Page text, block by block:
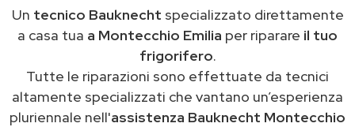
Un tecnico Bauknecht specializzato direttamente
a casa tua a Montecchio Emilia per riparare il tuo
frigorifero.
Tutte le riparazioni sono effettuate da tecnici
altamente specializzati che vantano un’esperienza
pluriennale nell'assistenza Bauknecht Montecchio